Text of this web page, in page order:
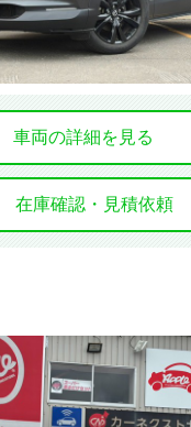
修復歴
ミッション
エンジン種別
該当車
車両の詳細を見る
在庫確認・見積依頼